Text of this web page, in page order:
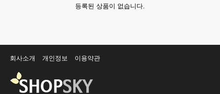
등록된 상품이 없습니다.
회사소개 개인정보 이용약관